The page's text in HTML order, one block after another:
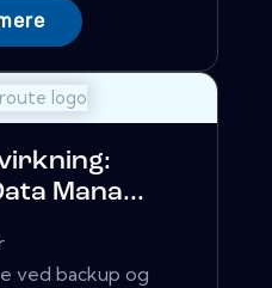
Mana...
ved backup og